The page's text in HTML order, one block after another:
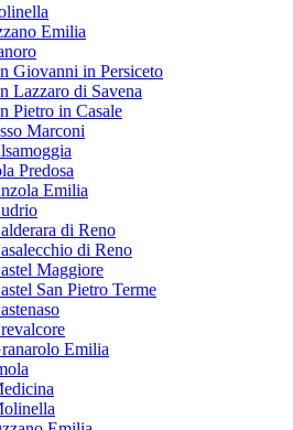
Emilia
Giovanni in Persiceto
Lazzaro di Savena
Pietro in Casale
Marconi
Predosa
Emilia
di Reno
di Reno
Maggiore
San Pietro Terme
Emilia